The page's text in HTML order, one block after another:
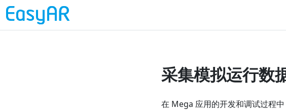
采集模拟运行数
在 Mega 应用的开发和调试过程